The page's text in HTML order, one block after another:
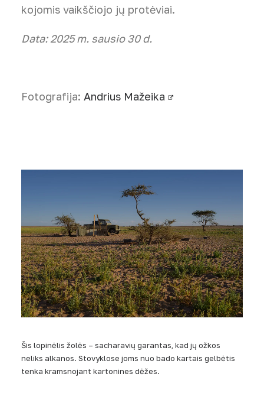
kojomis vaikščiojo jų protėviai.
Data: 2025 m. sausio 30 d.
Fotografija: Andrius Mažeika
Šis lopinėlis žolės – sacharavių garantas, kad jų ožkos
neliks alkanos. Stovyklose joms nuo bado kartais gelbėtis
tenka kramsnojant kartonines dėžes.